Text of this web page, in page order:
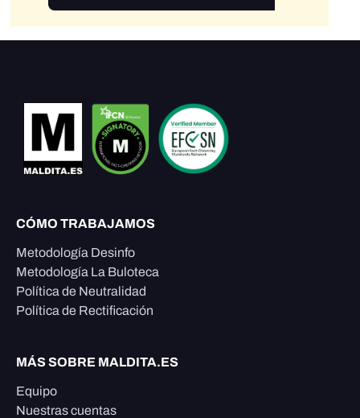
CÓMO TRABAJAMOS
Metodología Desinfo
Metodología La Buloteca
Política de Neutralidad
Política de Rectificación
MÁS SOBRE MALDITA.ES
Equipo
Nuestras cuentas